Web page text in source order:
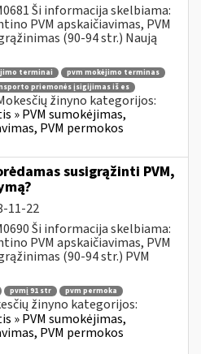
Ši informacija skelbiama:
PVM apskaičiavimas, PVM
(90-94 str.) Naują
terminai
pvm mokėjimo terminas
priemonės įsigijimas iš es
žinyno kategorijos:
» PVM sumokėjimas,
PVM permokos
susigrąžinti PVM,
11-22
Ši informacija skelbiama:
PVM apskaičiavimas, PVM
(90-94 str.) PVM
pvmį 91 str
pvm permoka
žinyno kategorijos:
» PVM sumokėjimas,
PVM permokos